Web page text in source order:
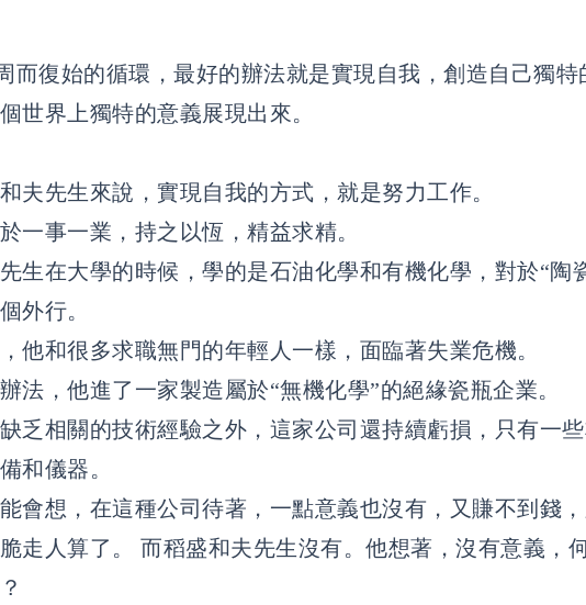
而復始的循環，最好的辦法就是實現自我，創造自己獨特
世界上獨特的意義展現出來。
夫先生來說，實現自我的方式，就是努力工作。
一事一業，持之以恆，精益求精。
生在大學的時候，學的是石油化學和有機化學，對於“陶
外行。
他和很多求職無門的年輕人一樣，面臨著失業危機。
法，他進了一家製造屬於“無機化學”的絕緣瓷瓶企業。
乏相關的技術經驗之外，這家公司還持續虧損，只有一
和儀器。
會想，在這種公司待著，一點意義也沒有，又賺不到錢，
走人算了。 而稻盛和夫先生沒有。他想著，沒有意義，